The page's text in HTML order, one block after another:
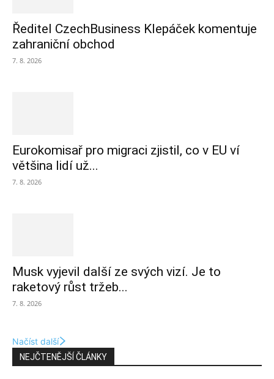
Ředitel CzechBusiness Klepáček komentuje
zahraniční obchod
7. 8. 2026
Eurokomisař pro migraci zjistil, co v EU ví
většina lidí už...
7. 8. 2026
Musk vyjevil další ze svých vizí. Je to
raketový růst tržeb...
7. 8. 2026
Načíst další
NEJČTENĚJŠÍ ČLÁNKY